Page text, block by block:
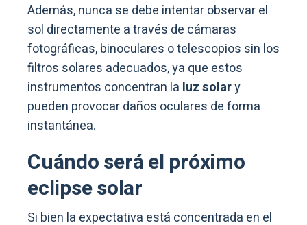
Además, nunca se debe intentar observar el
sol directamente a través de cámaras
fotográficas, binoculares o telescopios sin los
filtros solares adecuados, ya que estos
instrumentos concentran la luz solary
pueden provocar daños oculares de forma
instantánea.
Cuándo será el próximo
eclipse solar
Si bien la expectativa está concentrada en el